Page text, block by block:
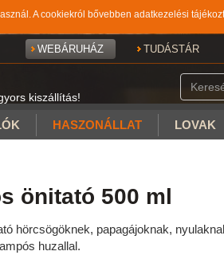
A cookiekról bővebben adatkezelési
WEBÁRUHÁZ TUDÁSTÁR
kiszállítás!
HASZONÁLLAT LOVAK
önitató 500 ml
hörcsögöknek, papagájoknak,
huzallal.